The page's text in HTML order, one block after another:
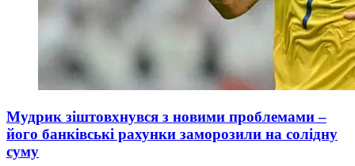
Мудрик зіштовхнувся з новими проблемами –
його банківські рахунки заморозили на солідну
суму